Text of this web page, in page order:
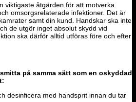
viktigaste åtgärden för att motverka
omsorgsrelaterade infektioner. Det är
samt din kund. Handskar ska inte
de utgör inget absolut skydd vid
ska därför alltid utföras före och efter
på samma sätt som en oskyddad
desinficera med handsprit innan du tar